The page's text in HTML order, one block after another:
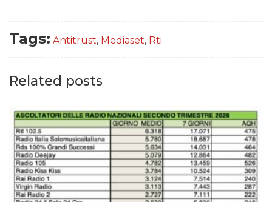
Tags: Antitrust, Mediaset, Rti
Related posts